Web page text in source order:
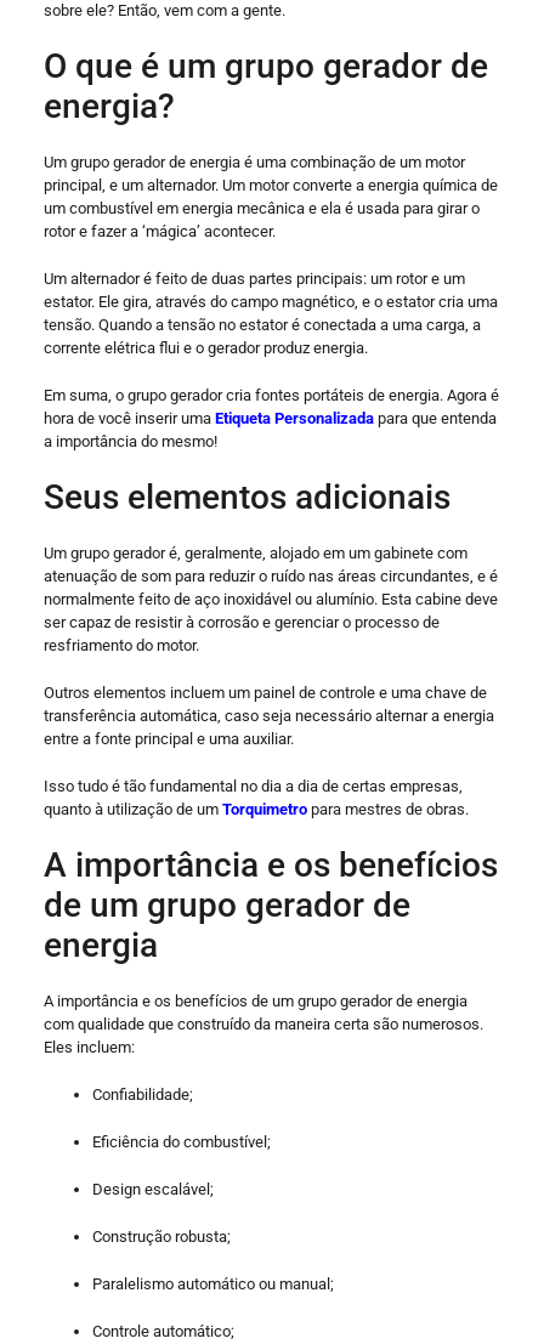
sobre ele? Então, vem com a gente.
O que é um grupo gerador de
energia?
Um grupo gerador de energia é uma combinação de um motor
principal, e um alternador. Um motor converte a energia química de
um combustível em energia mecânica e ela é usada para girar o
rotor e fazer a ‘mágica’ acontecer.
Um alternador é feito de duas partes principais: um rotor e um
estator. Ele gira, através do campo magnético, e o estator cria uma
tensão. Quando a tensão no estator é conectada a uma carga, a
corrente elétrica flui e o gerador produz energia.
Em suma, o grupo gerador cria fontes portáteis de energia. Agora é
hora de você inserir uma Etiqueta Personalizadapara que entenda
a importância do mesmo!
Seus elementos adicionais
Um grupo gerador é, geralmente, alojado em um gabinete com
atenuação de som para reduzir o ruído nas áreas circundantes, e é
normalmente feito de aço inoxidável ou alumínio. Esta cabine deve
ser capaz de resistir à corrosão e gerenciar o processo de
resfriamento do motor.
Outros elementos incluem um painel de controle e uma chave de
transferência automática, caso seja necessário alternar a energia
entre a fonte principal e uma auxiliar.
Isso tudo é tão fundamental no dia a dia de certas empresas,
quanto à utilização de um Torquimetropara mestres de obras.
A importância e os benefícios
de um grupo gerador de
energia
A importância e os benefícios de um grupo gerador de energia
com qualidade que construído da maneira certa são numerosos.
Eles incluem:
Confiabilidade;
Eficiência do combustível;
Design escalável;
Construção robusta;
Paralelismo automático ou manual;
Controle automático;